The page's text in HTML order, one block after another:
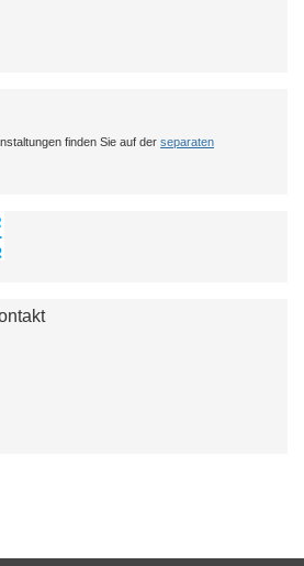
finden Sie auf der separaten